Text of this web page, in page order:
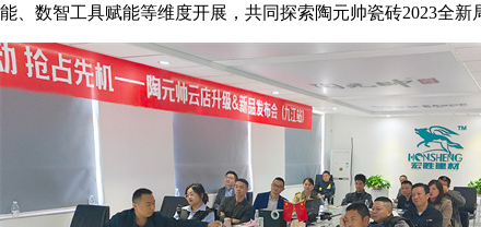
能、数智工具赋能等维度开展，共同探索陶元帅瓷砖2023全新